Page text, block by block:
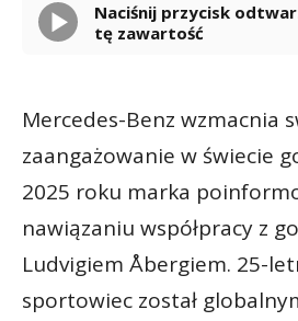
Naciśnij przycisk odtwarzania, aby odsłuchać
tę zawartość
Mercedes-Benz wzmacnia
zaangażowanie w świecie
2025 roku marka
nawiązaniu współpracy z
Ludvigiem Åbergiem. 25-
sportowiec został